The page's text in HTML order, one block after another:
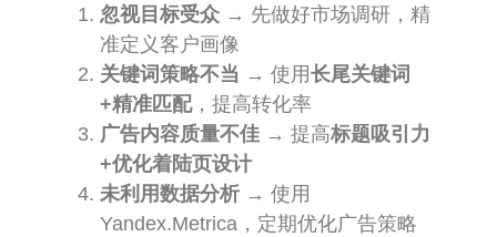
忽视目标受众 → 先做好市场调研，精
准定义客户画像
关键词策略不当 → 使用长尾关键词
+精准匹配，提高转化率
广告内容质量不佳 → 提高标题吸引力
+优化着陆页设计
未利用数据分析 → 使用
Yandex.Metrica，定期优化广告策略